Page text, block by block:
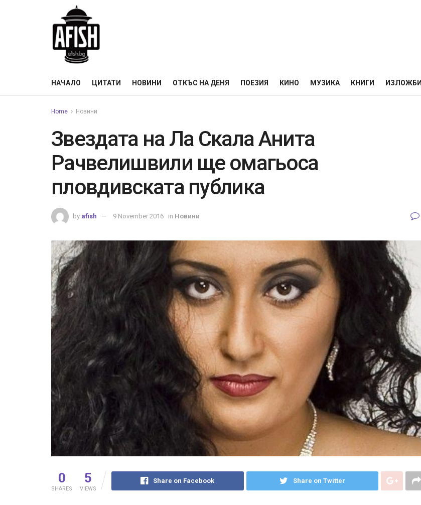
НАЧАЛО ЦИТАТИ НОВИНИ ОТКЪС НА ДЕНЯ ПОЕЗИЯ КИНО МУЗИКА КНИГИ ИЗЛОЖБИ
Home Новини
Звездата на Ла Скала Анита
Рачвелишвили ще омагьоса
пловдивската публика
by afish 9 November 2016 in Новини
0
SHARES
5
VIEWS
Share on Facebook Share on Twitter